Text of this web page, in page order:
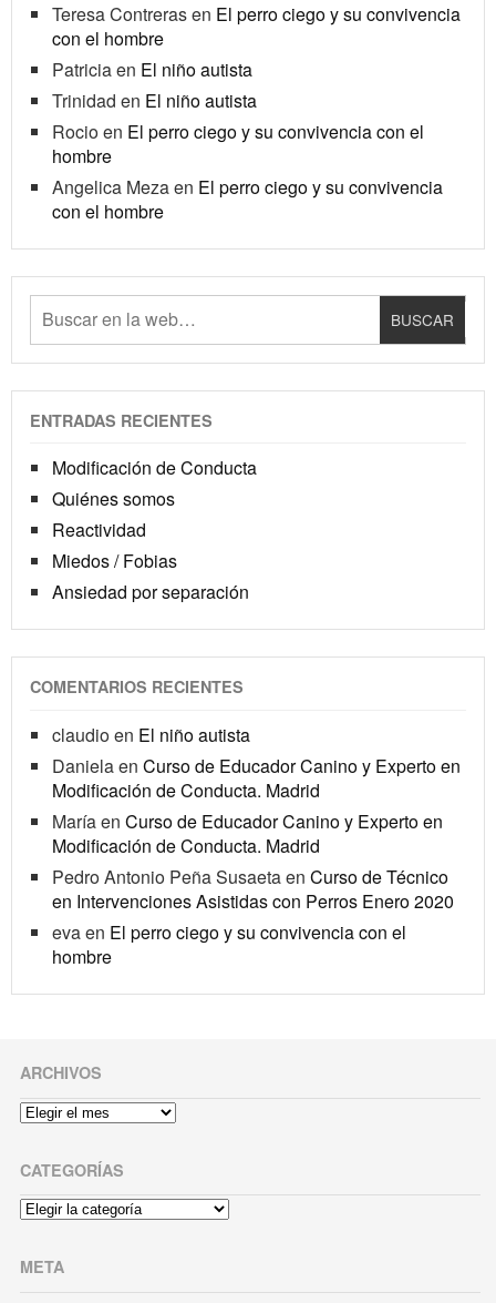
Teresa Contrerasen El perro ciego y su convivencia
con el hombre
Patriciaen El niño autista
Trinidad en El niño autista
Rocioen El perro ciego y su convivencia con el
hombre
Angelica Mezaen El perro ciego y su convivencia
con el hombre
ENTRADAS RECIENTES
Modificación de Conducta
Quiénes somos
Reactividad
Miedos / Fobias
Ansiedad por separación
COMENTARIOS RECIENTES
claudioen El niño autista
Danielaen Curso de Educador Canino y Experto en
Modificación de Conducta. Madrid
Maríaen Curso de Educador Canino y Experto en
Modificación de Conducta. Madrid
Pedro Antonio Peña Susaetaen Curso de Técnico
en Intervenciones Asistidas con Perros Enero 2020
evaen El perro ciego y su convivencia con el
hombre
ARCHIVOS
Archivos
CATEGORÍAS
Categorías
META